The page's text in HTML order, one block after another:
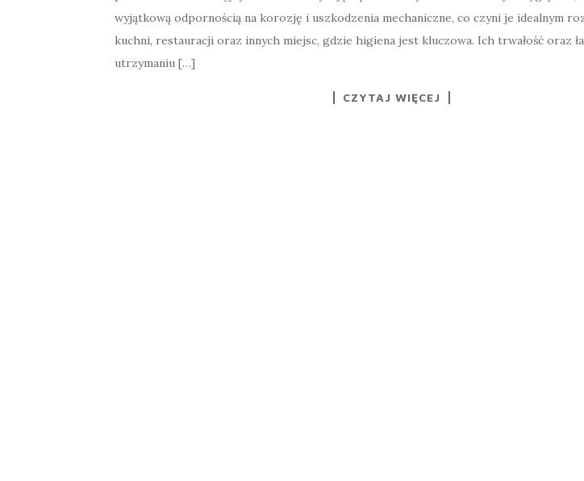
wyjątkową odpornością na korozję i uszkodzenia mechaniczne, co czyni je idealnym
kuchni, restauracji oraz innych miejsc, gdzie higiena jest kluczowa. Ich trwałość oraz
utrzymaniu […]
CZYTAJ WIĘCEJ